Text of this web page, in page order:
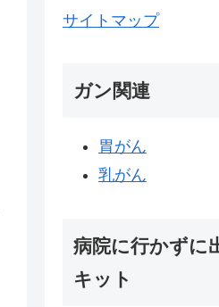
サイトマップ
ガン関連
胃がん
乳がん
病院に行かずに
キット